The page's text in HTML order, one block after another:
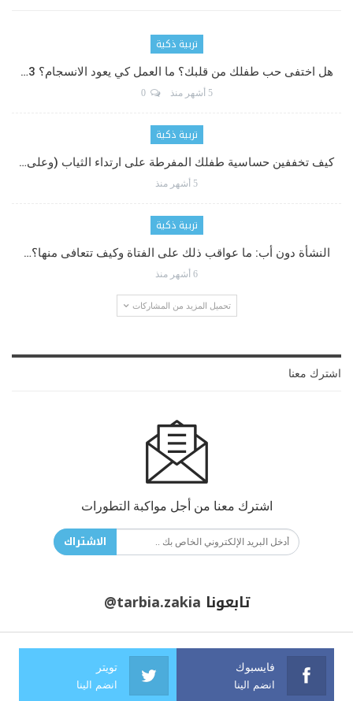
تربية ذكية
هل اختفى حب طفلك من قلبك؟ ما العمل كي يعود الانسجام؟ 3…
5 أشهر منذ 0
تربية ذكية
كيف تخففين حساسية طفلك المفرطة على ارتداء الثياب (وعلى…
5 أشهر منذ
تربية ذكية
النشأة دون أب: ما عواقب ذلك على الفتاة وكيف تتعافى منها؟…
6 أشهر منذ
تحميل المزيد من المشاركات
اشترك معنا
اشترك معنا من أجل مواكبة التطورات
الاشتراك
تابعونا @tarbia.zakia
فايسبوك
انضم الينا
تويتر
انضم الينا